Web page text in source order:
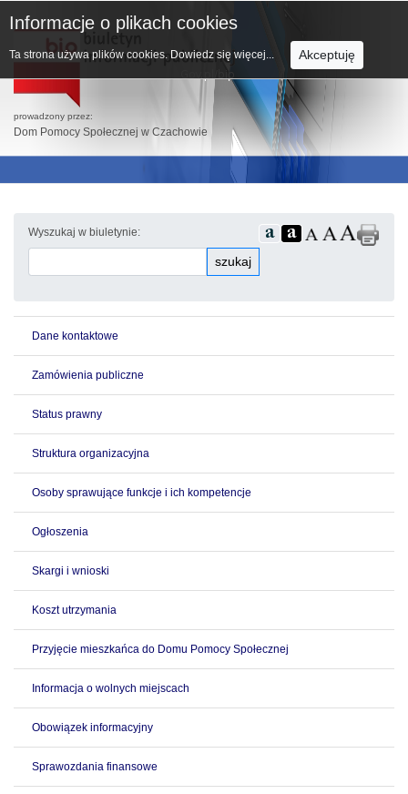
prowadzony przez:
Dom Pomocy Społecznej w Czachowie
Wyszukaj w biuletynie:
szukaj
Dane kontaktowe
Zamówienia publiczne
Status prawny
Struktura organizacyjna
Osoby sprawujące funkcje i ich kompetencje
Ogłoszenia
Skargi i wnioski
Koszt utrzymania
Przyjęcie mieszkańca do Domu Pomocy Społecznej
Informacja o wolnych miejscach
Obowiązek informacyjny
Sprawozdania finansowe
Informacje o plikach cookies
Ta strona używa plików cookies. Dowiedz się więcej... Akceptuję